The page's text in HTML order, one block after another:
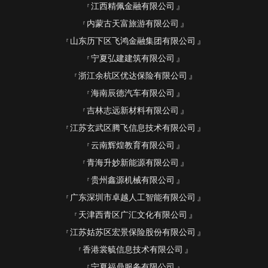
江西精佩金融有限公司
内蒙古天富旅游有限公司
山东历下区飞鸿金融集团有限公司
宁夏弘建建筑有限公司
浙江余杭区优达保险有限公司
海南辰德汽车有限公司
吉林志远新材料有限公司
江苏玄武区腾飞信息技术有限公司
云南辉煌教育有限公司
青海升妙新能源有限公司
贵州鑫源机械有限公司
广东深圳市卓越人工智能有限公司
天津西青区广汇文化有限公司
江苏姑苏区宏景保险股份有限公司
香港裳毓信息技术有限公司